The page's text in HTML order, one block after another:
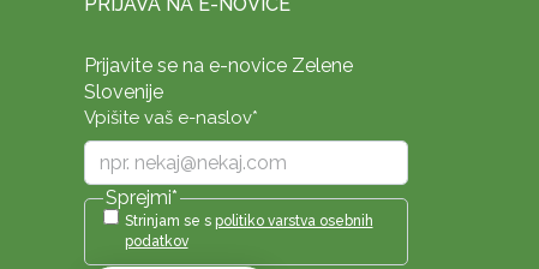
PRIJAVA NA E-NOVICE
Prijavite se na e-novice Zelene
Slovenije
Vpišite vaš e-naslov*
Sprejmi*
Strinjam se s politiko varstva osebnih
podatkov